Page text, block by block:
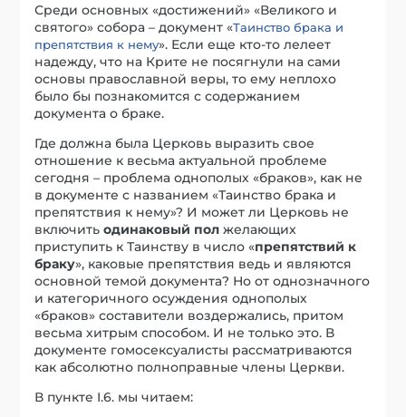
Среди основных «достижений» «Великого и
святого» собора – документ «Таинство брака и
препятствия к нему». Если еще кто-то лелеет
надежду, что на Крите не посягнули на сами
основы православной веры, то ему неплохо
было бы познакомится с содержанием
документа о браке.
Где должна была Церковь выразить свое
отношение к весьма актуальной проблеме
сегодня – проблема однополых «браков», как не
в документе с названием «Таинство брака и
препятствия к нему»? И может ли Церковь не
включитьодинаковый пол желающих
приступить к Таинству в число «препятствий к
браку», каковые препятствия ведь и являются
основной темой документа? Но от однозначного
и категоричного осуждения однополых
«браков» составители воздержались, притом
весьма хитрым способом. И не только это. В
документе гомосексуалисты рассматриваются
как абсолютно полноправные члены Церкви.
В пункте I.6. мы читаем: